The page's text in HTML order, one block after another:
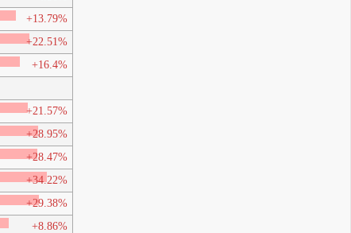
+13.79%
+22.51%
+16.4%
+21.57%
+28.95%
+28.47%
+34.22%
+29.38%
+8.86%